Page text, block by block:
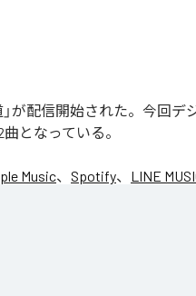
が配信開始された。今回デ
曲となっている。
Music、 Spotify、 LINE